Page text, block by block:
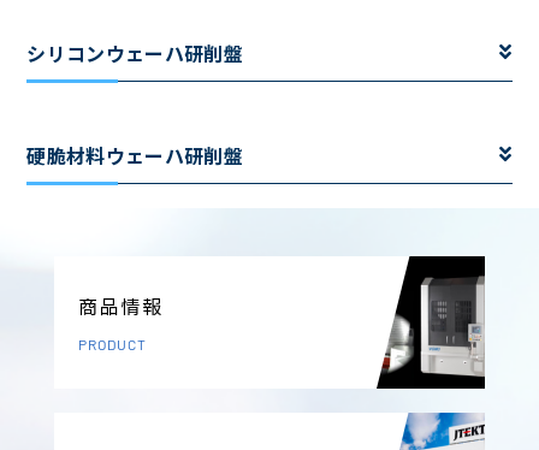
シリコンウェーハ研削盤
硬脆材料ウェーハ研削盤
商品情報
PRODUCT